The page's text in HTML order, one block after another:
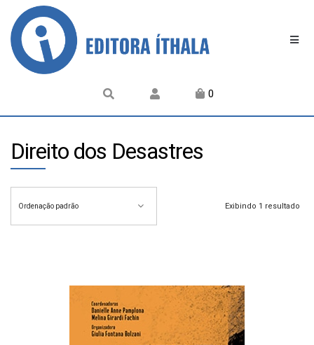
0
Direito dos Desastres
Exibindo 1 resultado